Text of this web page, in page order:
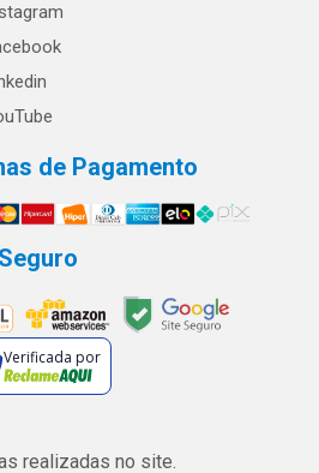
de Pagamento
Verificada por
realizadas no site.